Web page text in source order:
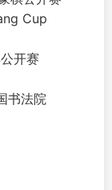
Cup
开赛
书法院